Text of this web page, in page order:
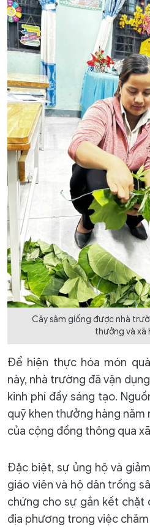
Cây sâm giống được nhà
thưởng và xã
Để hiện thực hóa món
này, nhà trường đã vận
kinh phí đầy sáng tạo.
quỹ khen thưởng hàng năm
của cộng đồng thông qua
Đặc biệt, sự ủng hộ và
giáo viên và hộ dân trồng
chứng cho sự gắn kết chặt
địa phương trong việc